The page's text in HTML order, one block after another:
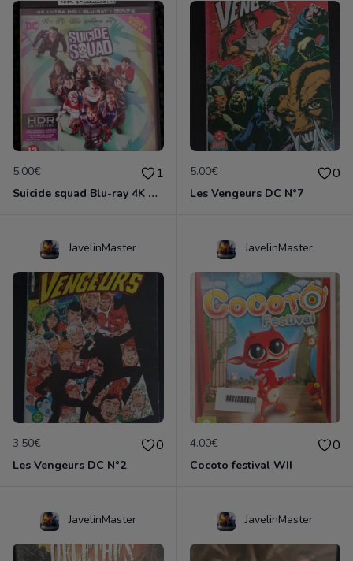
5.00€ 1
Suicide squad Blu-ray 4K ultra HD
5.00€ 0
Les Vengeurs DC N°7
JavelinMaster
3.50€ 0
Les Vengeurs DC N°2
JavelinMaster
4.00€ 0
Cocoto festival WII
JavelinMaster JavelinMaster